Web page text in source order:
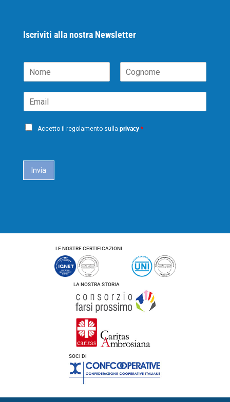
Iscriviti alla nostra Newsletter
o
e
o
n
m
e
m
P
c
Accetto il regolamento sulla privacy *
Invia
LE NOSTRE CERTIFICAZIONI
LA NOSTRA STORIA
SOCI DI